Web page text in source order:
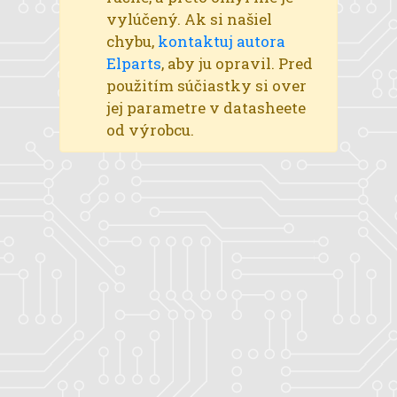
vylúčený. Ak si našiel
chybu, kontaktuj autora
Elparts, aby ju opravil. Pred
použitím súčiastky si over
jej parametre v datasheete
od výrobcu.